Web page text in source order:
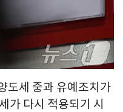
도세 중과 유예조치가
가 다시 적용되기 시